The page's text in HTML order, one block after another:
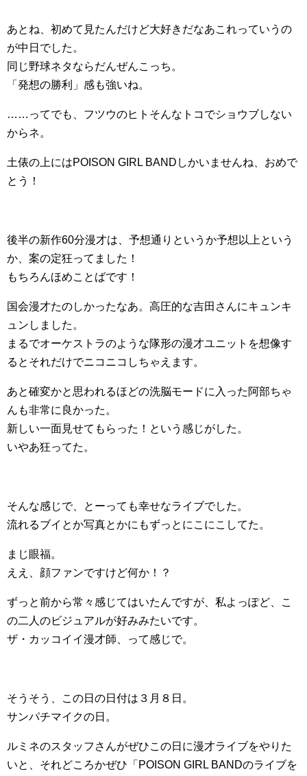
あとね、初めて見たんだけど大好きだなあこれっていうの
が中日でした。
同じ野球ネタならだんぜんこっち。
「発想の勝利」感も強いね。
……ってでも、フツウのヒトそんなトコでショウブしない
からネ。
土俵の上にはPOISON GIRL BANDしかいませんね、おめで
とう！
後半の新作60分漫才は、予想通りというか予想以上という
か、案の定狂ってました！
もちろんほめことばです！
国会漫才たのしかったなあ。高圧的な吉田さんにキュンキ
ュンしました。
まるでオーケストラのような隊形の漫才ユニットを想像す
るとそれだけでニコニコしちゃえます。
あと確変かと思われるほどの洗脳モードに入った阿部ちゃ
んも非常に良かった。
新しい一面見せてもらった！という感じがした。
いやあ狂ってた。
そんな感じで、とーっても幸せなライブでした。
流れるブイとか写真とかにもずっとにこにこしてた。
まじ眼福。
ええ、顔ファンですけど何か！？
ずっと前から常々感じてはいたんですが、私よっぽど、こ
の二人のビジュアルが好みみたいです。
ザ・カッコイイ漫才師、って感じで。
そうそう、この日の日付は３月８日。
サンパチマイクの日。
ルミネのスタッフさんがぜひこの日に漫才ライブをやりた
いと、それどころかぜひ「POISON GIRL BANDのライブを